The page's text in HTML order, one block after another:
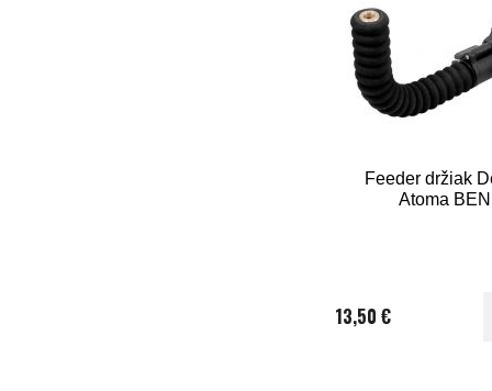
Feeder držiak
Atoma
13,50 €